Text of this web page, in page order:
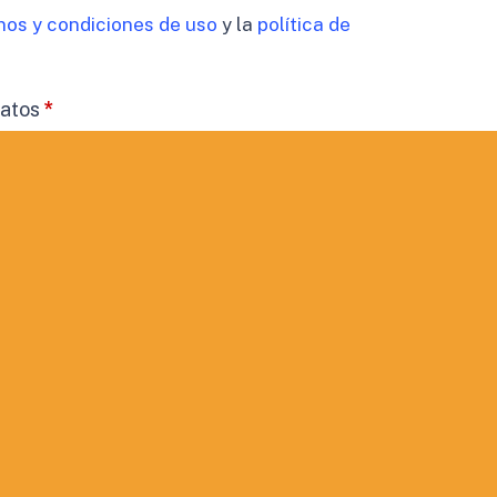
y condiciones de uso y la política de
*